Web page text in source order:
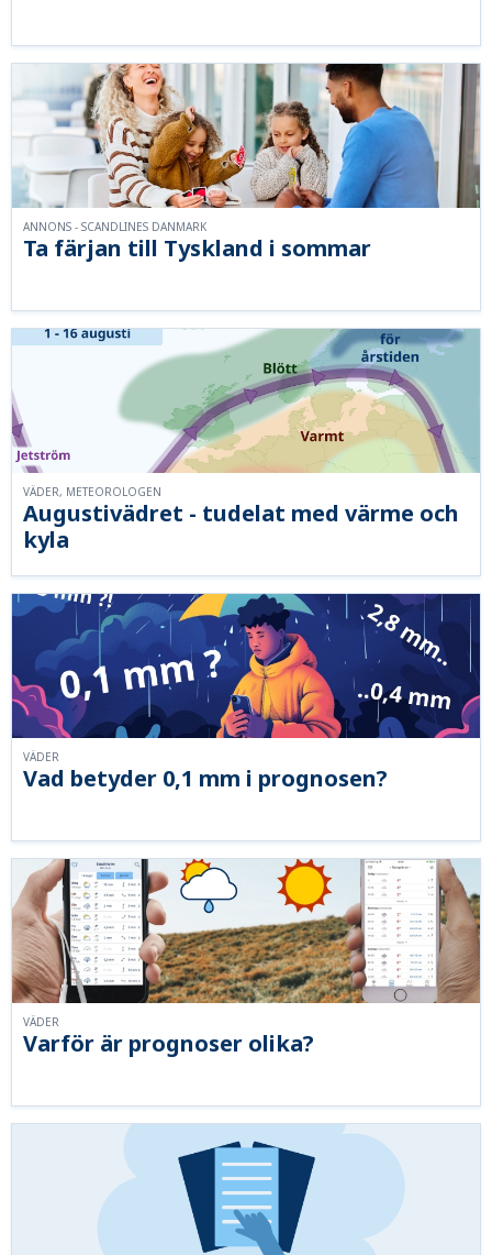
Ta färjan till Tyskland i sommar
ANNONS - SCANDLINES DANMARK
Augustivädret - tudelat med värme och
kyla
VÄDER, METEOROLOGEN
Vad betyder 0,1 mm i prognosen?
VÄDER
Varför är prognoser olika?
VÄDER